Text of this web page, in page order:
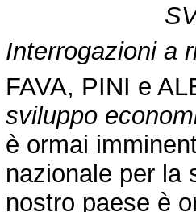
Interrogazioni a
FAVA, PINI e
sviluppo
è ormai
nazionale per la
nostro paese è